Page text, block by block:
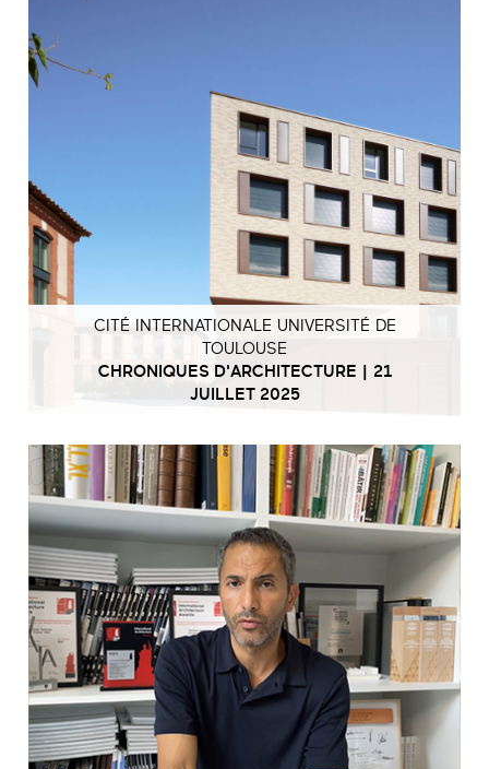
CITÉ INTERNATIONALE UNIVERSITÉ DE
TOULOUSE
CHRONIQUES D'ARCHITECTURE | 21
JUILLET 2025